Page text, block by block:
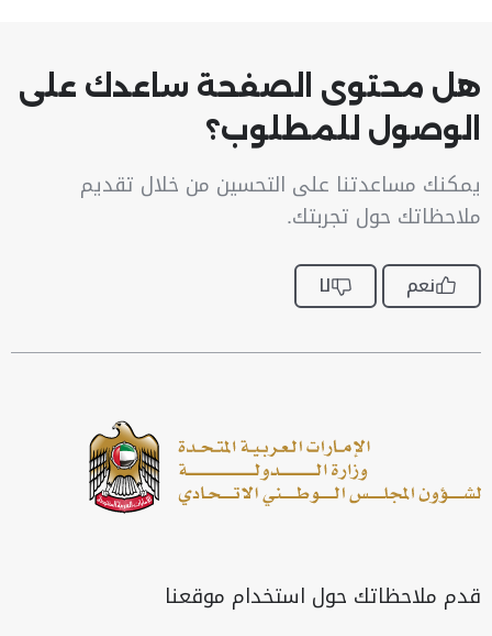
هل محتوى الصفحة ساعدك على
الوصول للمطلوب؟
يمكنك مساعدتنا على التحسين من خلال تقديم
ملاحظاتك حول تجربتك.
نعم لا
قدم ملاحظاتك حول استخدام موقعنا